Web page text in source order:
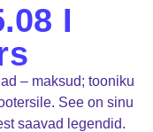
I
– maksud; tooniku
See on sinu
saavad legendid.